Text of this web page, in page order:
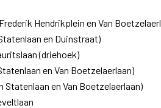
Hendrikplein en Van
en Duinstraat)
(driehoek)
en Van Boetzelaerlaan)
en Van Boetzelaerlaan)